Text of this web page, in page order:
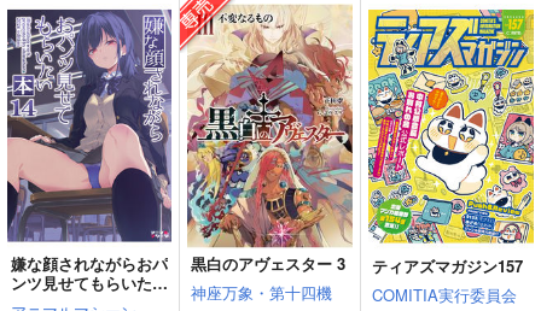
嫌な顔されながらおパ
ンツ見せてもらいたい
本14
黒白のアヴェスター 3
神座万象・第十四機
ティアズマガジン157
COMITIA実行委員会